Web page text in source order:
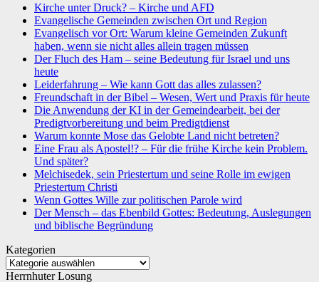
Kirche unter Druck? – Kirche und AFD
Evangelische Gemeinden zwischen Ort und Region
Evangelisch vor Ort: Warum kleine Gemeinden Zukunft
haben, wenn sie nicht alles allein tragen müssen
Der Fluch des Ham – seine Bedeutung für Israel und uns
heute
Leiderfahrung – Wie kann Gott das alles zulassen?
Freundschaft in der Bibel – Wesen, Wert und Praxis für heute
Die Anwendung der KI in der Gemeindearbeit, bei der
Predigtvorbereitung und beim Predigtdienst
Warum konnte Mose das Gelobte Land nicht betreten?
Eine Frau als Apostel!? – Für die frühe Kirche kein Problem.
Und später?
Melchisedek, sein Priestertum und seine Rolle im ewigen
Priestertum Christi
Wenn Gottes Wille zur politischen Parole wird
Der Mensch – das Ebenbild Gottes: Bedeutung, Auslegungen
und biblische Begründung
Kategorien
Kategorien
Herrnhuter Losung